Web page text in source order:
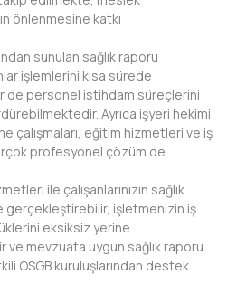
önlenmesine katkı
sunulan sağlık raporu
işlemlerini kısa sürede
de personel istihdam süreçlerini
Ayrıca işyeri hekimi
çalışmaları, eğitim hizmetleri ve iş
profesyonel çözüm de
ile çalışanlarınızın sağlık
gerçekleştirebilir, işletmenizin iş
eksiksiz yerine
ve mevzuata uygun sağlık raporu
OSGB kuruluşlarından destek